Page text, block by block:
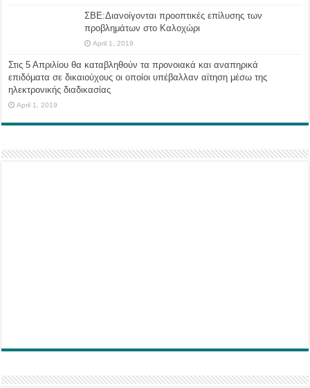
ΣΒΕ:Διανοίγονται προοπτικές επίλυσης των
προβλημάτων στο Καλοχώρι
April 1, 2019
Στις 5 Απριλίου θα καταβληθούν τα προνοιακά και αναπηρικά
επιδόματα σε δικαιούχους οι οποίοι υπέβαλλαν αίτηση μέσω της
ηλεκτρονικής διαδικασίας
April 1, 2019